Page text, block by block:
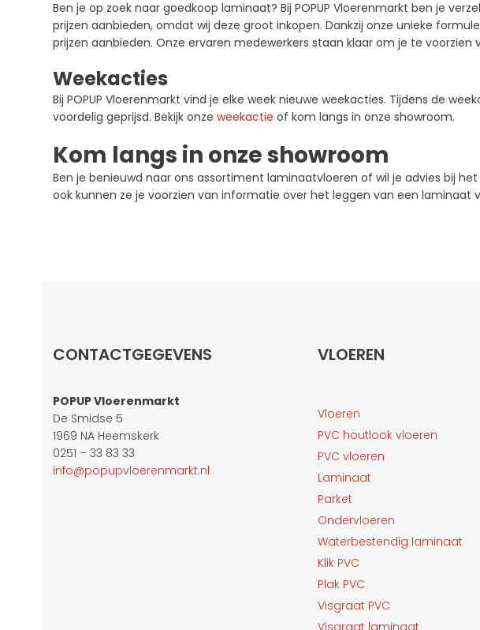
Ben je op zoek naar goedkoop laminaat? Bij POPUP Vloerenmarkt ben je
prijzen aanbieden, omdat wij deze groot inkopen. Dankzij onze unieke
prijzen aanbieden. Onze ervaren medewerkers staan klaar om je te
Weekacties
Bij POPUP Vloerenmarkt vind je elke week nieuwe weekacties. Tijdens de
voordelig geprijsd. Bekijk onze weekactie of kom langs in onze showroom.
Kom langs in onze showroom
Ben je benieuwd naar ons assortiment laminaatvloeren of wil je advies bij
ook kunnen ze je voorzien van informatie over het leggen van een laminaat
CONTACTGEGEVENS
POPUP Vloerenmarkt
De Smidse 5
1969 NA Heemskerk
0251 – 33 83 33
info@popupvloerenmarkt.nl
VLOEREN
Vloeren
PVC houtlook vloeren
PVC vloeren
Laminaat
Parket
Ondervloeren
Waterbestendig laminaat
Klik PVC
Plak PVC
Visgraat PVC
Visgraat laminaat